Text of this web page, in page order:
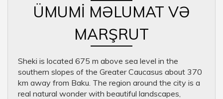
ÜMUMI MƏLUMAT VƏ
MARŞRUT
Sheki is located 675 m above sea level in the
southern slopes of the Greater Caucasus about 370
km away from Baku. The region around the city is a
real natural wonder with beautiful landscapes,